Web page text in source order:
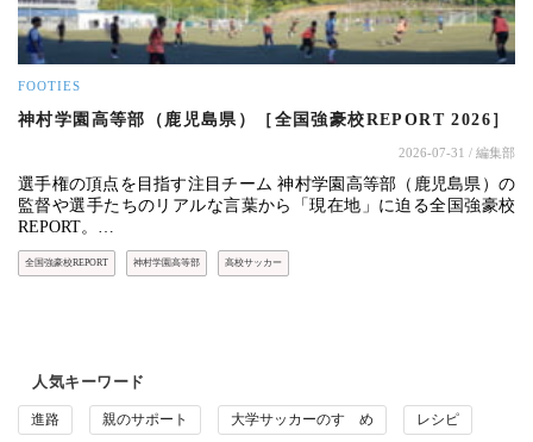
FOOTIES
神村学園高等部（鹿児島県）［全国強豪校REPORT 2026］
2026-07-31 / 編集部
選手権の頂点を目指す注目チーム 神村学園高等部（鹿児島県）の
監督や選手たちのリアルな言葉から「現在地」に迫る全国強豪校
REPORT。…
全国強豪校REPORT 神村学園高等部 高校サッカー
人気キーワード
進路 親のサポート 大学サッカーのすゝめ レシピ